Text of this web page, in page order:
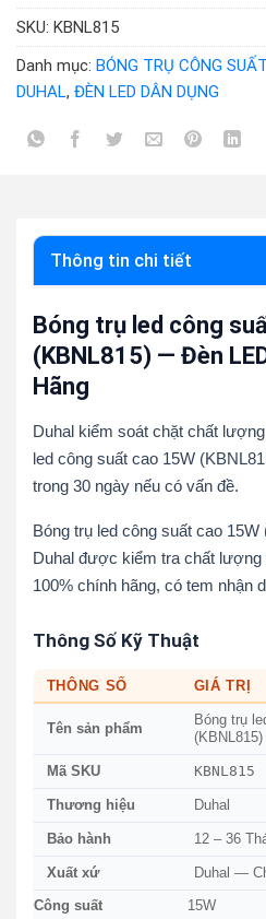
SKU: KBNL815
Danh mục: BÓNG TRỤ CÔNG
DUHAL, ĐÈN LED DÂN DỤNG
Thông tin chi tiết
Bóng trụ led công
(KBNL815) — Đèn
Hãng
Duhal kiểm soát chặt chất
led công suất cao 15W
trong 30 ngày nếu có vấn đề.
Bóng trụ led công suất cao
Duhal được kiểm tra chất
100% chính hãng, có tem nhận
Thông Số Kỹ Thuật
THÔNG SỐ GIÁ TRỊ
Tên sản phẩm
Bóng trụ
(KBNL815)
Mã SKU KBNL815
Thương hiệu Duhal
Bảo hành 12 – 36
Xuất xứ Duhal —
Công suất 15W